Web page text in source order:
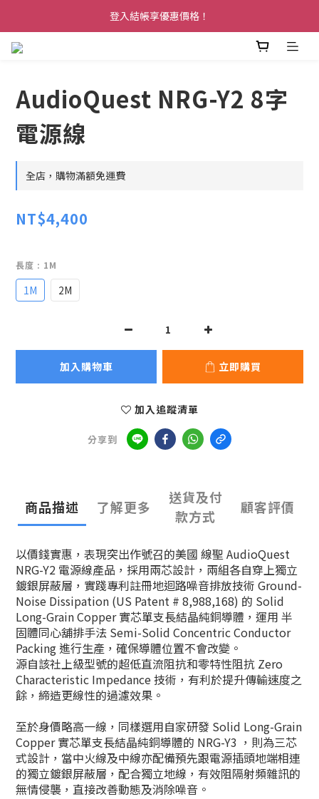
登入結帳享優惠價格！
AudioQuest NRG-Y2 8字
電源線
全店，購物滿額免運費
NT$4,400
長度 : 1M
1M 2M
加入購物車 立即購買
加入追蹤清單
分享到
商品描述 了解更多
送貨及付
款方式
顧客評價
以價錢實惠，表現突出作號召的美國 線聖 AudioQuest
NRG-Y2 電源線產品，採用兩芯設計，兩組各自穿上獨立
鍍銀屏蔽層，實踐專利註冊地迴路噪音排放技術 Ground-
Noise Dissipation (US Patent # 8,988,168) 的 Solid
Long-Grain Copper 實芯單支長結晶純銅導體，運用 半
固體同心舖排手法 Semi-Solid Concentric Conductor
Packing 進行生產，確保導體位置不會改變。
源自該社上級型號的超低直流阻抗和零特性阻抗 Zero
Characteristic Impedance 技術，有利於提升傳輸速度之
餘，締造更線性的過濾效果。
至於身價略高一線，同樣選用自家研發 Solid Long-Grain
Copper 實芯單支長結晶純銅導體的 NRG-Y3 ，則為三芯
式設計，當中火線及中線亦配備預先跟電源插頭地端相連
的獨立鍍銀屏蔽層，配合獨立地線，有效阻隔射頻雜訊的
無情侵襲，直接改善動態及消除噪音。